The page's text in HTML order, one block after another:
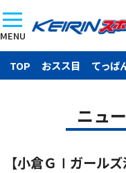
MENU
TOP おスス目 てっぱ
ニュ
【小倉ＧⅠガール